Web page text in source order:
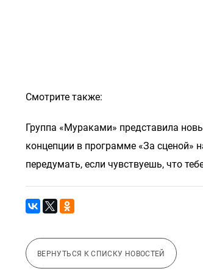
Смотрите также:
Группа «Мураками» представила
концепции в программе «За сценой»
передумать, если чувствуешь, что
ВЕРНУТЬСЯ К СПИСКУ НОВОСТЕЙ